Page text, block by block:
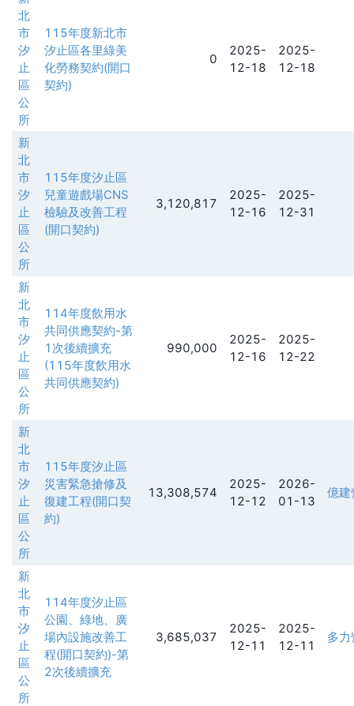
北
市
汐
止
區
公
所
115年度新北市
汐止區各里綠美
化勞務契約(開口
契約)
0
2025-
12-18
2025-
12-18
新
北
市
汐
止
區
公
所
115年度汐止區
兒童遊戲場CNS
檢驗及改善工程
(開口契約)
3,120,817
2025-
12-16
2025-
12-31
新
北
市
汐
止
區
公
所
114年度飲用水
共同供應契約-第
1次後續擴充
(115年度飲用水
共同供應契約)
990,000
2025-
12-16
2025-
12-22
新
北
市
汐
止
區
公
所
115年度汐止區
災害緊急搶修及
復建工程(開口契
約)
13,308,574
2025-
12-12
2026-
01-13
億建
新
北
市
汐
止
區
公
所
114年度汐止區
公園、綠地、廣
場內設施改善工
程(開口契約)-第
2次後續擴充
3,685,037
2025-
12-11
2025-
12-11
多